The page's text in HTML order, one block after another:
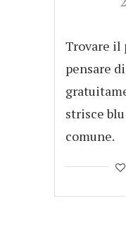
Trovare il
pensare
strisce
comune.